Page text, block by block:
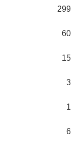
299
60
15
3
1
6